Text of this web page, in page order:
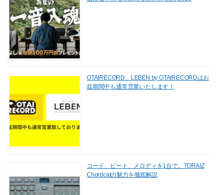
OTAIRECORD、LEBEN by OTAIRECORDはお
盆期間中も通常営業いたします！
コード、ビート、メロディを1台で。TORAIZ
Chordcatの魅力を徹底解説